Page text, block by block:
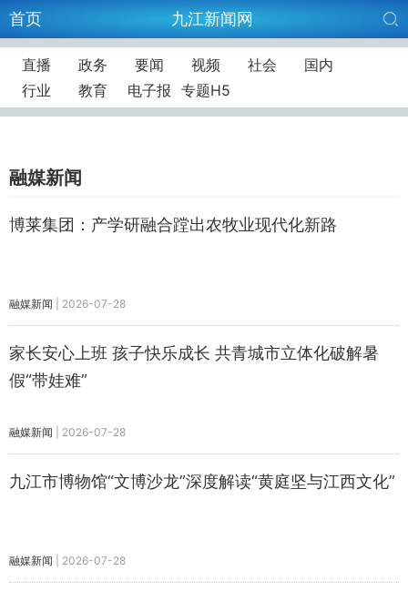
首页 九江新闻网
直播 政务 要闻 视频 社会
国内
行业
教育 电子报 专题H5
融媒新闻
博莱集团：产学研融合蹚出农牧业现代化新路
融媒新闻 2026-07-28
家长安心上班 孩子快乐成长 共青城市立体化破解暑
假“带娃难”
融媒新闻 2026-07-28
九江市博物馆“文博沙龙”深度解读“黄庭坚与江西文化”
融媒新闻 2026-07-28